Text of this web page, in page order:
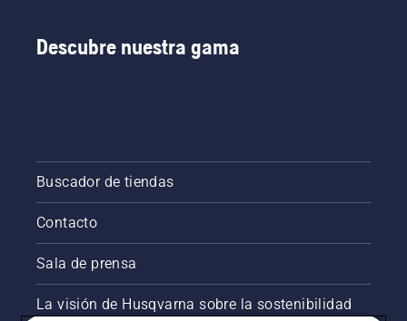
Descubre nuestra gama
Buscador de tiendas
Contacto
Sala de prensa
La visión de Husqvarna sobre la sostenibilidad